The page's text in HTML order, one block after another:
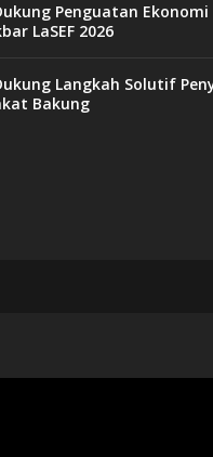
Penguatan
LaSEF 2026
Langkah Solutif
Bakung